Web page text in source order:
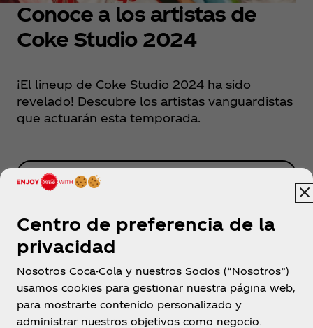
Conoce a los artistas de
Coke Studio 2024
¡El lineup de Coke Studio 2024 ha sido
revelado! Descubre los artistas vanguardistas
que actuarán esta temporada.
México
Centro de preferencia de la
privacidad
Nosotros Coca-Cola y nuestros Socios (“Nosotros”)
usamos cookies para gestionar nuestra página web,
para mostrarte contenido personalizado y
administrar nuestros objetivos como negocio.